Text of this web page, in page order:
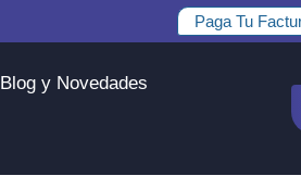
Paga Tu
Blog y Novedades